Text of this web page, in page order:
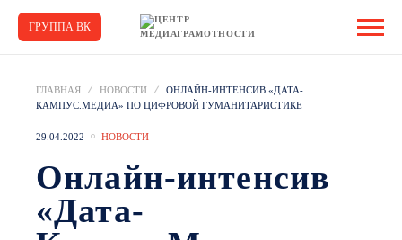
ГРУППА ВК
ГЛАВНАЯ НОВОСТИ
ОНЛАЙН-ИНТЕНСИВ «ДАТА-
КАМПУС.МЕДИА» ПО ЦИФРОВОЙ ГУМАНИТАРИСТИКЕ
29.04.2022 НОВОСТИ
Онлайн-интенсив
«Дата-